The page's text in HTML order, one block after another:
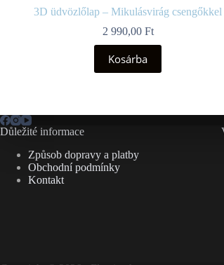
3D üdvözlőlap – Mikulásvirág csengőkkel
2 990,00 Ft
Kosárba
Důležité informace
Způsob dopravy a platby
Obchodní podmínky
Kontakt